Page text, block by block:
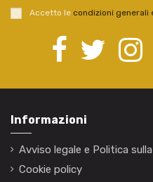
Accetto le condizioni generali
Informazioni
Avviso legale e Politica
Cookie policy